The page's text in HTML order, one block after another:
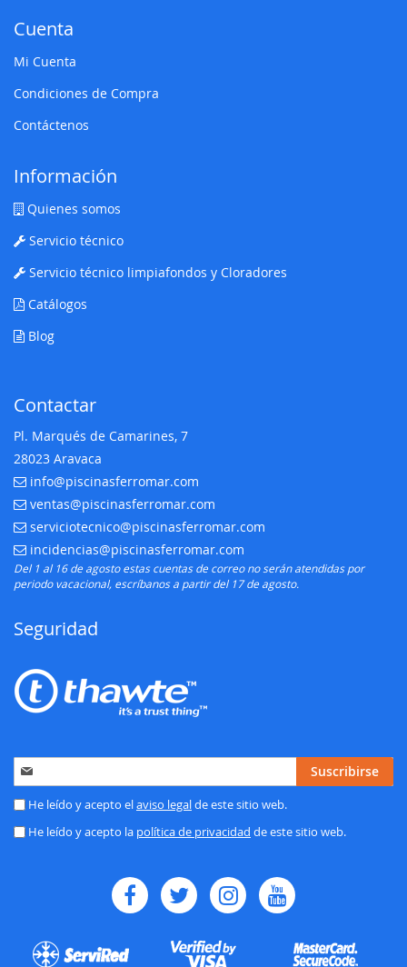
Cuenta
Mi Cuenta
Condiciones de Compra
Contáctenos
Información
Quienes somos
Servicio técnico
Servicio técnico limpiafondos y Cloradores
Catálogos
Blog
Contactar
Pl. Marqués de Camarines, 7
28023 Aravaca
E-mail:
info@piscinasferromar.com
E-mail:
ventas@piscinasferromar.com
E-mail:
serviciotecnico@piscinasferromar.com
E-mail:
incidencias@piscinasferromar.com
Del 1 al 16 de agosto estas cuentas de correo no serán atendidas por
periodo vacacional, escríbanos a partir del 17 de agosto.
Seguridad
Inscríbase
a
nuestro
de
Suscribirse
He leído y acepto elaviso legalde este sitio web.
He leído y acepto la política de privacidad de este sitio web.